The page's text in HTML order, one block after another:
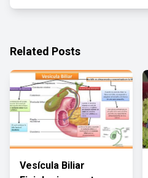
Related Posts
Vesícula Biliar